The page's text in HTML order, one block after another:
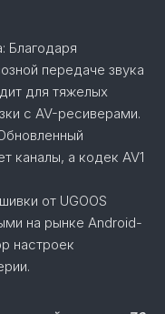
Благодаря
передаче звука
для тяжелых
с AV-ресиверами.
каналы, а кодек AV1
от UGOOS
на рынке Android-
настроек